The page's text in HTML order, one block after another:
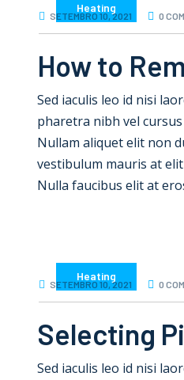
Heating
SETEMBRO 10, 2021 0
How to
Sed iaculis leo id nisi
pharetra nibh vel
Nullam aliquet elit non
vestibulum mauris at
Nulla faucibus elit at
Heating
SETEMBRO 10, 2021 0
Selecting
Sed iaculis leo id nisi